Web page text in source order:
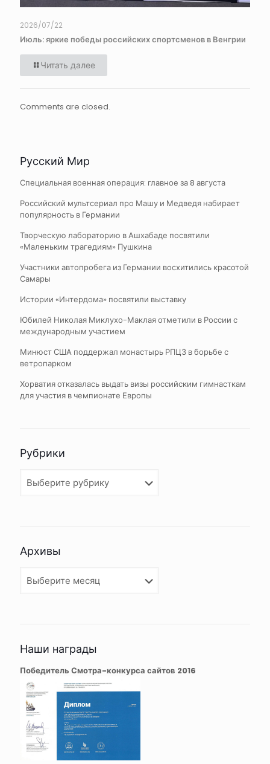
2026/07/22
Июль: яркие победы российских спортсменов в Венгрии
Читать далее
Comments are closed.
Русский Мир
Специальная военная операция: главное за 8 августа
Российский мультсериал про Машу и Медведя набирает
популярность в Германии
Творческую лабораторию в Ашхабаде посвятили
«Маленьким трагедиям» Пушкина
Участники автопробега из Германии восхитились красотой
Самары
Истории «Интердома» посвятили выставку
Юбилей Николая Миклухо-Маклая отметили в России с
международным участием
Минюст США поддержал монастырь РПЦЗ в борьбе с
ветропарком
Хорватия отказалась выдать визы российским гимнасткам
для участия в чемпионате Европы
Рубрики
Архивы
Наши награды
Победитель Смотра-конкурса сайтов 2016